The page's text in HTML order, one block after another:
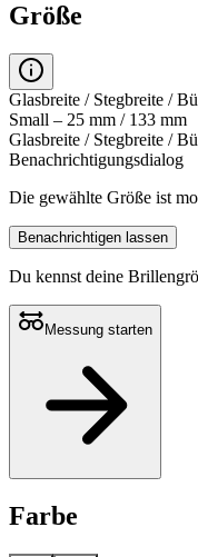
Größe
Glasbreite / Stegbreite /
Small – 25 mm / 133 mm
Glasbreite / Stegbreite /
Benachrichtigungsdialog
Die gewählte Größe ist
Benachrichtigen lassen
Du kennst deine
Messung starten
Farbe